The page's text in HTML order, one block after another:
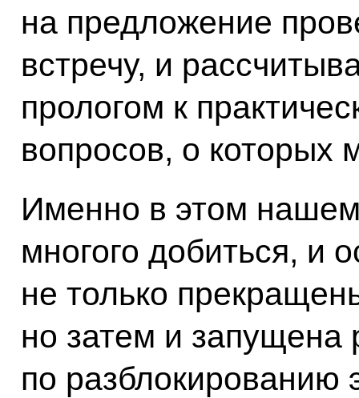
на предложение
встречу, и
прологом к
вопросов, о которых
Именно в этом
многого добиться, и
не только
но затем и запущена
по разблокированию